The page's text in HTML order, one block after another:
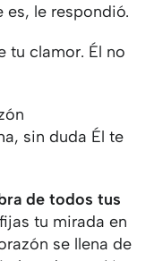
es, le respondió.
tu clamor. Él no
sin duda Él te
de todos tus
tu mirada en
se llena de